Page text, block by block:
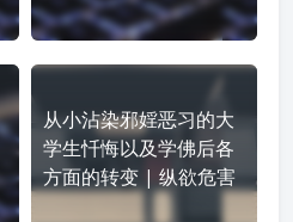
从小沾染邪婬恶习的大
学生忏悔以及学佛后各
方面的转变 | 纵欲危害